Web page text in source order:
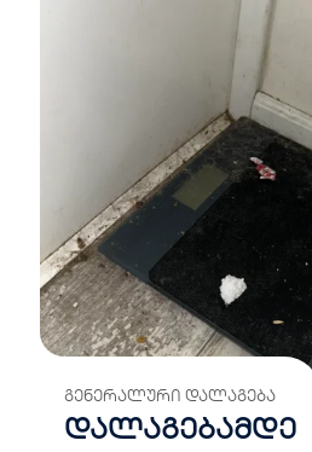
ᲒᲔᲜᲔᲠᲐᲚᲣᲠᲘ ᲓᲐᲚᲐᲒᲔᲑᲐ
დალაგებამდე